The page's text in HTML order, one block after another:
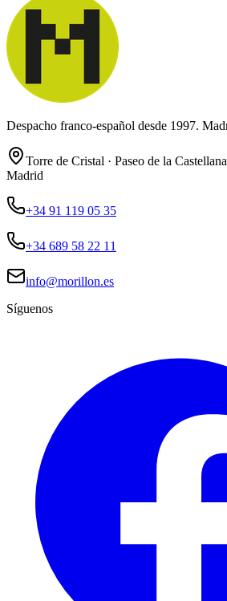
Despacho franco-español desde 1997.
Torre de Cristal · Paseo de la
Madrid
+34 91 119 05 35
+34 689 58 22 11
info@morillon.es
Síguenos